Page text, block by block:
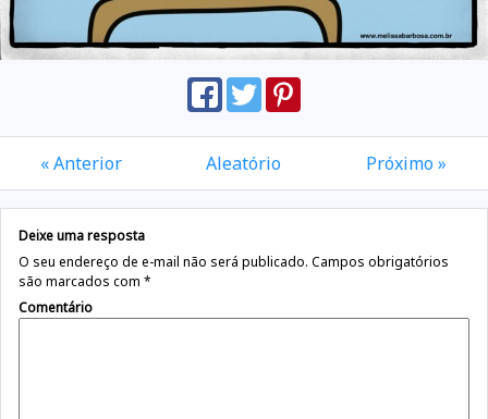
« Anterior Aleatório Próximo »
Deixe uma resposta
O seu endereço de e-mail não será publicado. Campos obrigatórios
são marcados com *
Comentário